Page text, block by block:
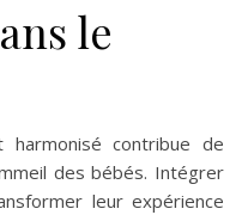
le
contribue de
des bébés. Intégrer
leur expérience